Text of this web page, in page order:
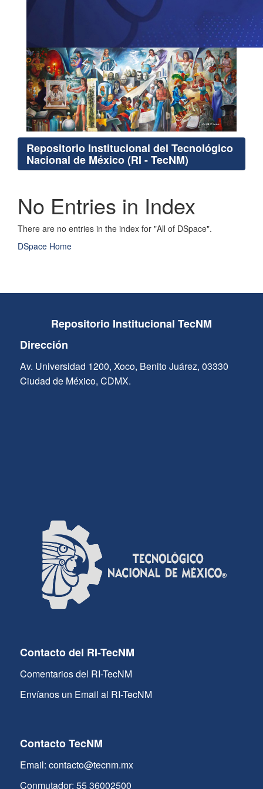
Repositorio Institucional del Tecnológico
Nacional de México (RI - TecNM)
No Entries in Index
There are no entries in the index for "All of DSpace".
DSpace Home
Repositorio Institucional TecNM
Dirección
Av. Universidad 1200, Xoco, Benito Juárez, 03330
Ciudad de México, CDMX.
Contacto del RI-TecNM
Comentarios del RI-TecNM
Envíanos un Email al RI-TecNM
Contacto TecNM
Email: contacto@tecnm.mx
Conmutador: 55 36002500